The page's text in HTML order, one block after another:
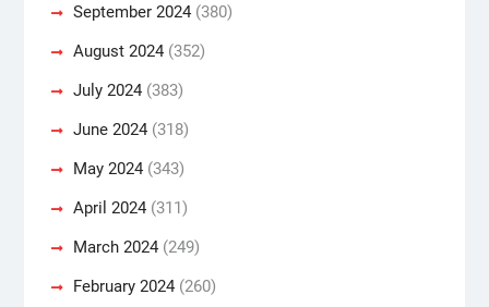
September 2024(380)
August 2024(352)
July 2024(383)
June 2024(318)
May 2024(343)
April 2024(311)
March 2024(249)
February 2024(260)